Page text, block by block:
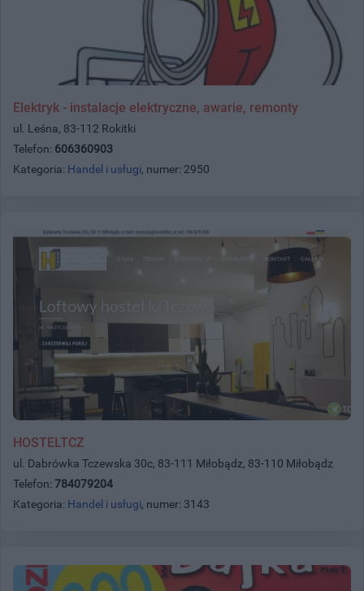
Elektryk - instalacje elektryczne, awarie, remonty
ul. Leśna, 83-112 Rokitki
Telefon: 606360903
Kategoria: Handel i usługi, numer: 2950
HOSTELTCZ
ul. Dabrówka Tczewska 30c, 83-111 Miłobądz, 83-110 Miłobądz
Telefon: 784079204
Kategoria: Handel i usługi, numer: 3143